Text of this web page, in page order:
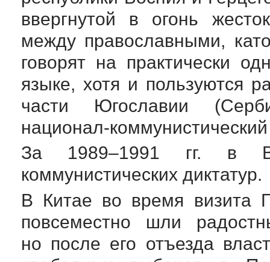
ввергнутой в огонь
между православными,
говорят на практически
языке, хотя и пользуются
части Югославии
национал-коммунистический
За 1989–1991 гг. в
коммунистических диктатур.
В Китае во время визита
повсеместно шли
но после его отъезда